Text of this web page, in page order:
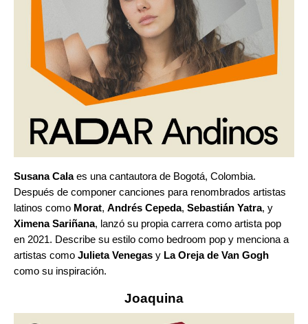
Susana Calaes una cantautora de Bogotá, Colombia.
Después de componer canciones para renombrados artistas
latinos como Morat, Andrés Cepeda, Sebastián Yatra, y
Ximena Sariñana, lanzó su propia carrera como artista pop
en 2021. Describe su estilo como bedroom pop y menciona a
artistas como Julieta Venegas y La Oreja de Van Gogh
como su inspiración.
Joaquina